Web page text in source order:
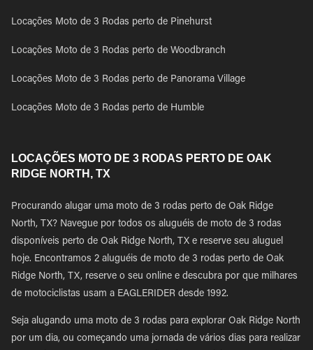
Locações Moto de 3 Rodas perto de Pinehurst
Locações Moto de 3 Rodas perto de Woodbranch
Locações Moto de 3 Rodas perto de Panorama Village
Locações Moto de 3 Rodas perto de Humble
LOCAÇÕES MOTO DE 3 RODAS PERTO DE OAK
RIDGE NORTH, TX
Procurando alugar uma moto de 3 rodas perto de Oak Ridge
North, TX? Navegue por todos os aluguéis de moto de 3 rodas
disponíveis perto de Oak Ridge North, TX e reserve seu aluguel
hoje. Encontramos 2 aluguéis de moto de 3 rodas perto de Oak
Ridge North, TX, reserve o seu online e descubra por que milhares
de motociclistas usam a EAGLERIDER desde 1992.
Seja alugando uma moto de 3 rodas para explorar Oak Ridge North
por um dia, ou começando uma jornada de vários dias para realizar